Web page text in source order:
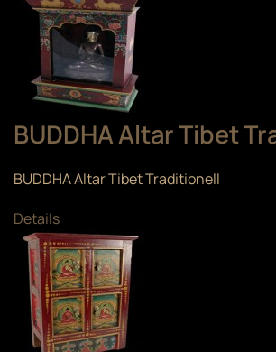
BUDDHA Altar Tibet
BUDDHA Altar Tibet Traditionell
Details